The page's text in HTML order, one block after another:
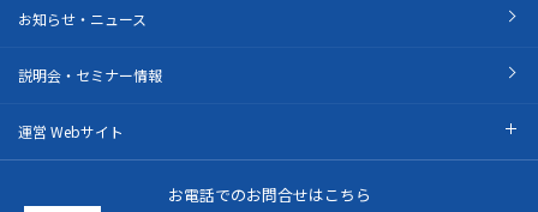
お知らせ・ニュース
説明会・セミナー情報
運営 Webサイト
お電話でのお問合せはこちら